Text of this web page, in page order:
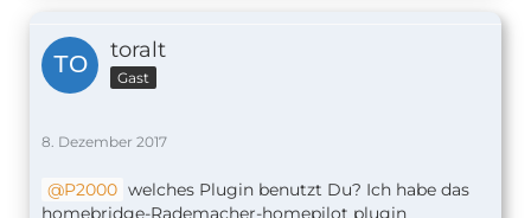
toralt
Gast
8. Dezember 2017
P2000 welches Plugin benutzt Du? Ich habe das
homebridge-Rademacher-homepilot plugin